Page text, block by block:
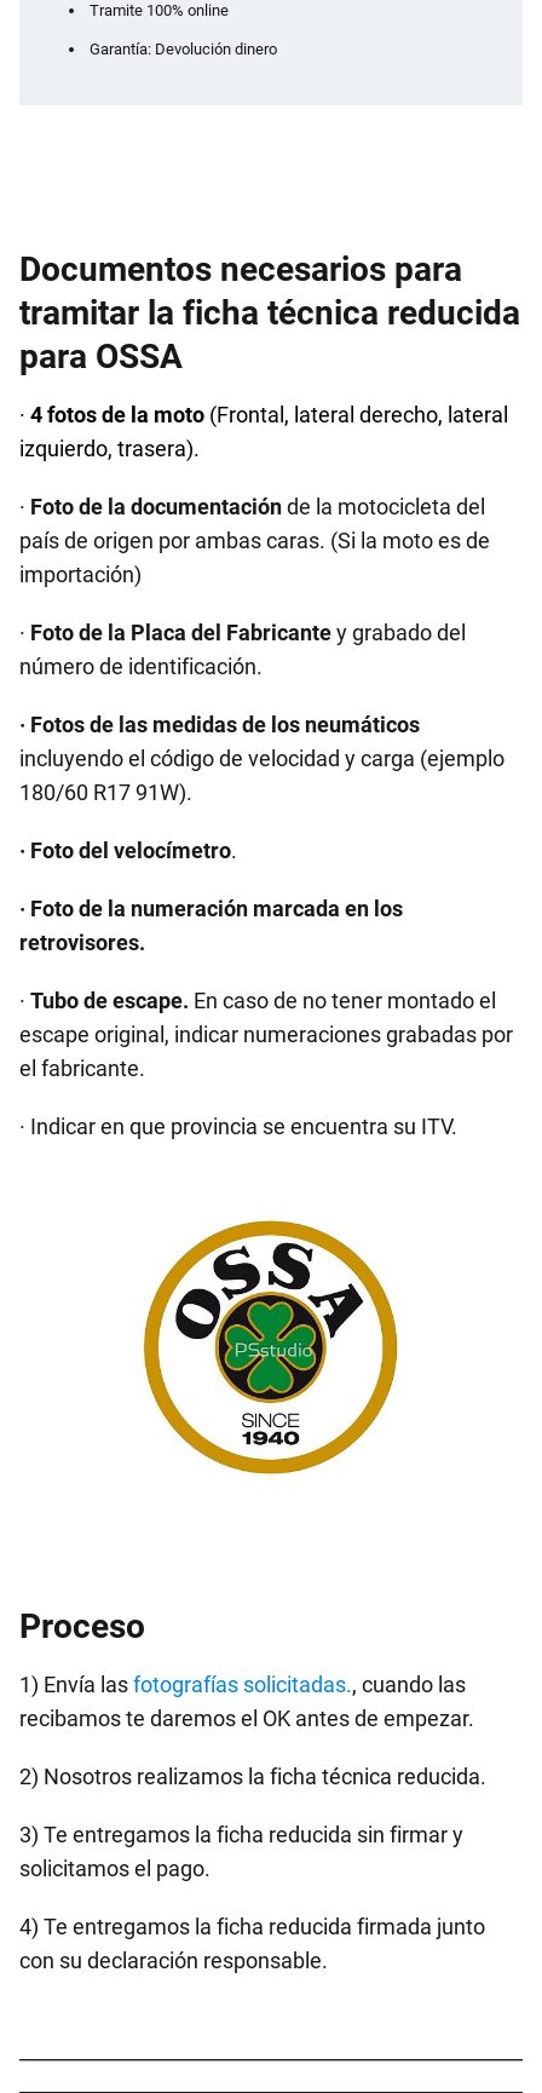
Tramite 100% online
Garantía: Devolución dinero
Documentos necesarios para
tramitar la ficha técnica reducida
para OSSA
· 4 fotos de la moto (Frontal, lateral derecho, lateral
izquierdo, trasera).
· Foto de la documentaciónde la motocicleta del
país de origen por ambas caras. (Si la moto es de
importación)
· Foto de la Placa del Fabricantey grabado del
número de identificación.
· Fotos de las medidas de los neumáticos
incluyendo el código de velocidad y carga (ejemplo
180/60 R17 91W).
· Foto del velocímetro.
· Foto de la numeración marcada en los
retrovisores.
· Tubo de escape. En caso de no tener montado el
escape original, indicar numeraciones grabadas por
el fabricante.
· Indicar en que provincia se encuentra su ITV.
Proceso
1) Envía lasfotografías solicitadas., cuando las
recibamos te daremos el OK antes de empezar.
2) Nosotros realizamos la ficha técnica reducida.
3) Te entregamos la ficha reducida sin firmar y
solicitamos el pago.
4) Te entregamos la ficha reducida firmada junto
con su declaración responsable.